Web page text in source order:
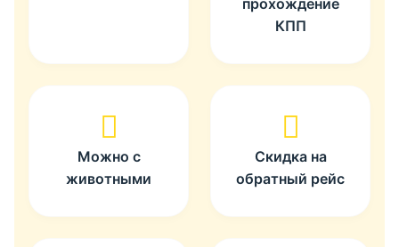
прохождение
КПП
Можно с
животными
Скидка на
обратный рейс